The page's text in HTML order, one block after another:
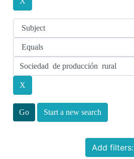
Start a new search
Add filters: